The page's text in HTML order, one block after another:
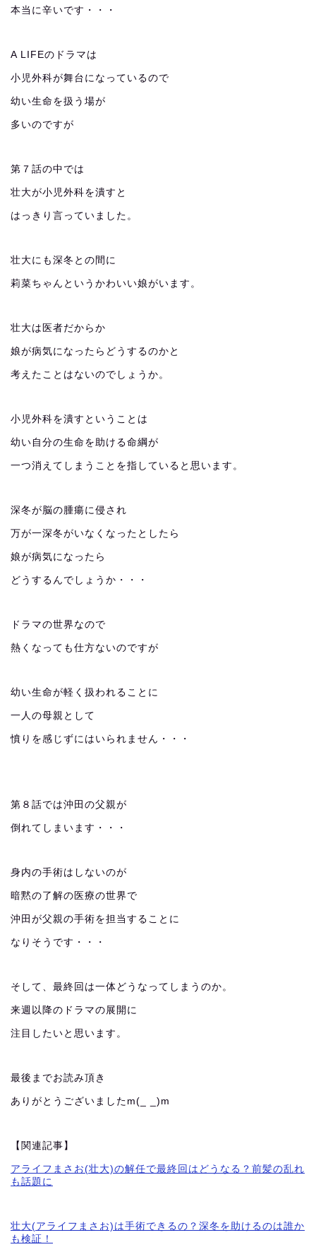
本当に辛いです・・・
A LIFEのドラマは
小児外科が舞台になっているので
幼い生命を扱う場が
多いのですが
第７話の中では
壮大が小児外科を潰すと
はっきり言っていました。
壮大にも深冬との間に
莉菜ちゃんというかわいい娘がいます。
壮大は医者だからか
娘が病気になったらどうするのかと
考えたことはないのでしょうか。
小児外科を潰すということは
幼い自分の生命を助ける命綱が
一つ消えてしまうことを指していると思います。
深冬が脳の腫瘍に侵され
万が一深冬がいなくなったとしたら
娘が病気になったら
どうするんでしょうか・・・
ドラマの世界なので
熱くなっても仕方ないのですが
幼い生命が軽く扱われることに
一人の母親として
憤りを感じずにはいられません・・・
第８話では沖田の父親が
倒れてしまいます・・・
身内の手術はしないのが
暗黙の了解の医療の世界で
沖田が父親の手術を担当することに
なりそうです・・・
そして、最終回は一体どうなってしまうのか。
来週以降のドラマの展開に
注目したいと思います。
最後までお読み頂き
ありがとうございましたm(_ _)m
【関連記事】
アライフまさお(壮大)の解任で最終回はどうなる？前髪の乱れ
も話題に
壮大(アライフまさお)は手術できるの？深冬を助けるのは誰か
も検証！